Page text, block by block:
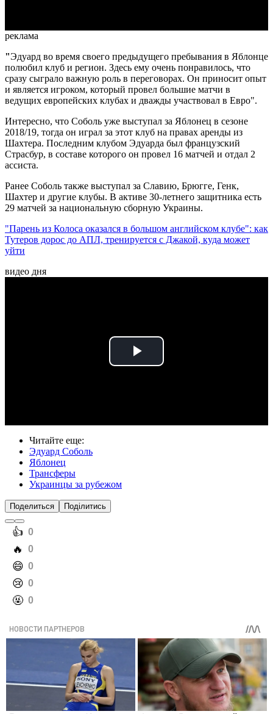
реклама
"Эдуард во время своего предыдущего пребывания в Яблонце
полюбил клуб и регион. Здесь ему очень понравилось, что
сразу сыграло важную роль в переговорах. Он приносит опыт
и является игроком, который провел большие матчи в
ведущих европейских клубах и дважды участвовал в Евро".
Интересно, что Соболь уже выступал за Яблонец в сезоне
2018/19, тогда он играл за этот клуб на правах аренды из
Шахтера. Последним клубом Эдуарда был французский
Страсбур, в составе которого он провел 16 матчей и отдал 2
ассиста.
Ранее Соболь также выступал за Славию, Брюгге, Генк,
Шахтер и другие клубы. В активе 30-летнего защитника есть
29 матчей за национальную сборную Украины.
"Парень из Колоса оказался в большом английском клубе": как
Тутеров дорос до АПЛ, тренируется с Джакой, куда может
уйти
видео дня
Play
Читайте еще:
Эдуард Соболь
Яблонец
Трансферы
Украинцы за рубежом
Поделиться Поділитись
️👍 0
️🔥 0
️😄 0
️😢 0
️🤬 0